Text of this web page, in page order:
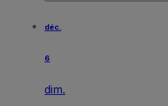
déc.
6
dim.